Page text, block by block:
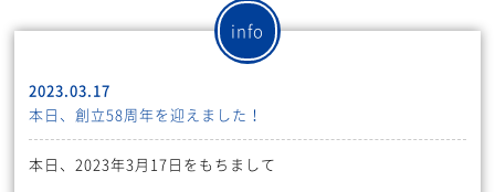
info
2023.03.17
本日、創立58周年を迎えました！
本日、2023年3月17日をもちまして